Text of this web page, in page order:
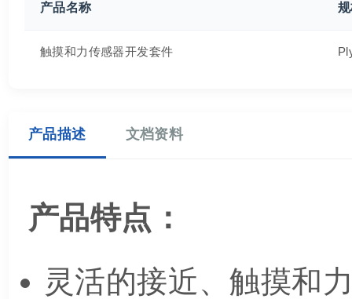
产品名称
触摸和力传感器开发套件
产品描述 文档资料
产品特点：
灵活的接近、触摸和